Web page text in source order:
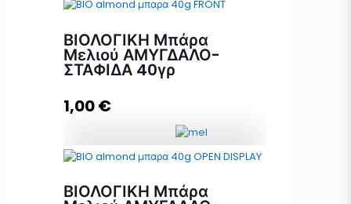
ΛΙΝΑΡΟΣΠΟΡΟΣ Display Box 24
τεμάχια * 40γρ ποσότητα
Προσθήκη στο καλάθι
ΒΙΟΛΟΓΙΚΗ Μπάρα
Μελιού ΑΜΥΓΔΑΛΟ-
ΣΤΑΦΙΔΑ 40γρ
1,00€
ΑΜΥΓΔΑΛΟ-ΣΤΑΦΙΔΑ 40γρ
ποσότητα
ΒΙΟΛΟΓΙΚΗ Μπάρα